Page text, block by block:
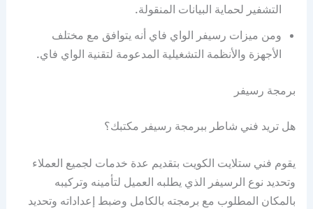
التشفير لحماية البيانات المنقولة.
ومن ميزات رسيفر الواي فاي أنه يتوافق مع مختلف
الأجهزة والأنظمة التشغيلية المدعومة لتقنية الواي فاي.
برمجة رسيفر
هل تريد فني شاطر ببرمجة رسيفر مكتبك؟
يقوم فني ستلايت الكويت بتقديم عدة خدمات لجميع العملاء
وتحديد نوع الرسيفر الذي يطلبه العميل لتأمينه وتركيبه
بالمكان المطلوب مع برمجته بالكامل وضبط إعداداته وتحديد